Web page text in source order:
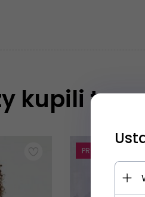
kupili ten
PROMOCJA